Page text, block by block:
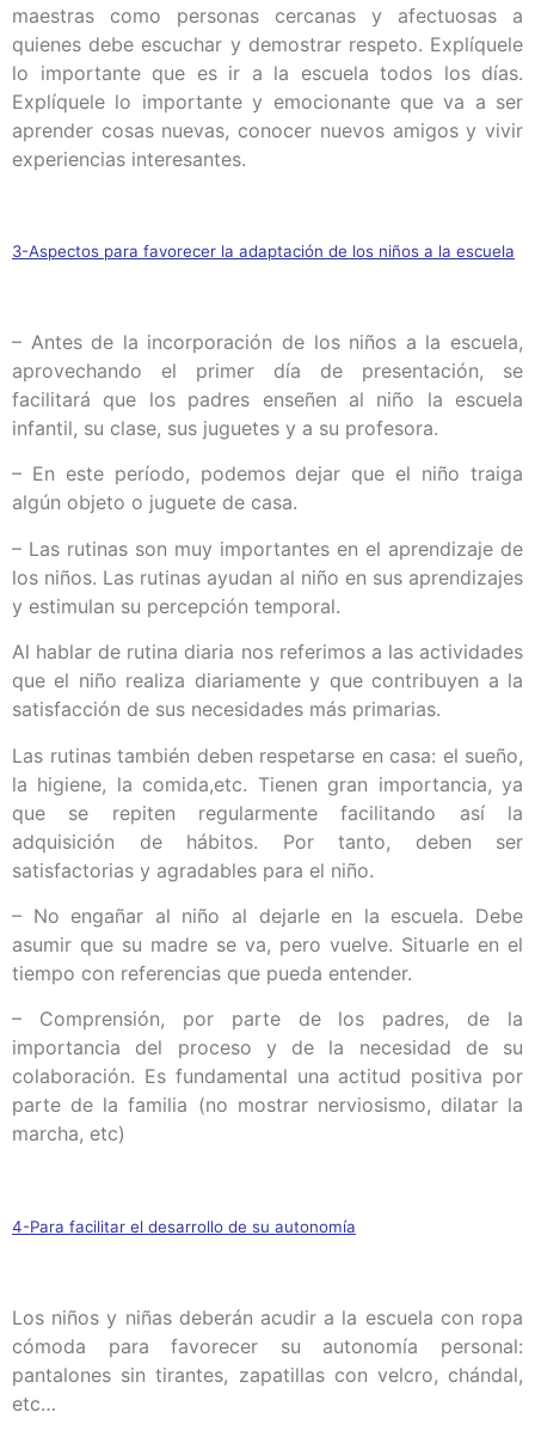
maestras como personas cercanas y afectuosas a
quienes debe escuchar y demostrar respeto. Explíquele
lo importante que es ir a la escuela todos los días.
Explíquele lo importante y emocionante que va a ser
aprender cosas nuevas, conocer nuevos amigos y vivir
experiencias interesantes.
3-Aspectos para favorecer la adaptación de los niños a la escuela
– Antes de la incorporación de los niños a la escuela,
aprovechando el primer día de presentación, se
facilitará que los padres enseñen al niño la escuela
infantil, su clase, sus juguetes y a su profesora.
– En este período, podemos dejar que el niño traiga
algún objeto o juguete de casa.
– Las rutinas son muy importantes en el aprendizaje de
los niños. Las rutinas ayudan al niño en sus aprendizajes
y estimulan su percepción temporal.
Al hablar de rutina diaria nos referimos a las actividades
que el niño realiza diariamente y que contribuyen a la
satisfacción de sus necesidades más primarias.
Las rutinas también deben respetarse en casa: el sueño,
la higiene, la comida,etc. Tienen gran importancia, ya
que se repiten regularmente facilitando así la
adquisición de hábitos. Por tanto, deben ser
satisfactorias y agradables para el niño.
– No engañar al niño al dejarle en la escuela. Debe
asumir que su madre se va, pero vuelve. Situarle en el
tiempo con referencias que pueda entender.
– Comprensión, por parte de los padres, de la
importancia del proceso y de la necesidad de su
colaboración. Es fundamental una actitud positiva por
parte de la familia (no mostrar nerviosismo, dilatar la
marcha, etc)
4-Para facilitar el desarrollo de su autonomía
Los niños y niñas deberán acudir a la escuela con ropa
cómoda para favorecer su autonomía personal:
pantalones sin tirantes, zapatillas con velcro, chándal,
etc…